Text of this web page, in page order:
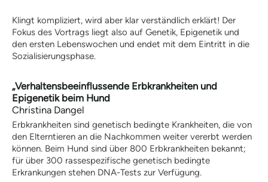
Dogdance / Rally Dogdance
Clickertraining
Dummy-Training
Sonstiges / Hundefitness
Wissenschaftliches
Training für Trainer / Ideen für
Trainer
Sonstige Kynologie /
Rassekunde allgemein
Klingt kompliziert, wird aber klar verständlich erklärt! Der
Fokus des Vortrags liegt also auf Genetik, Epigenetik und
den ersten Lebenswochen und endet mit dem Eintritt in die
Sozialisierungsphase.
„Verhaltensbeeinflussende Erbkrankheiten und
Epigenetik beim Hund
Christina Dangel
Erbkrankheiten sind genetisch bedingte Krankheiten, die von
den Elterntieren an die Nachkommen weiter vererbt werden
können. Beim Hund sind über 800 Erbkrankheiten bekannt;
für über 300 rassespezifische genetisch bedingte
Erkrankungen stehen DNA-Tests zur Verfügung.